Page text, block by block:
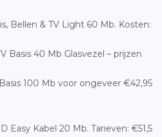
Bellen & TV Light 60 Mb. Kosten:
Basis 40 Mb Glasvezel – prijzen
100 Mb voor ongeveer €42,95
Easy Kabel 20 Mb. Tarieven: €51,5